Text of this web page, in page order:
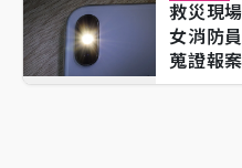
救災現
女消防
蒐證報案